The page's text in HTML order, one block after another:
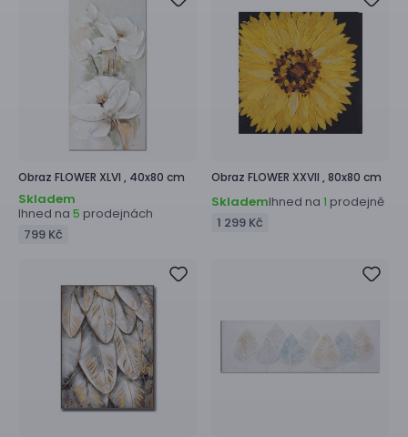
Obraz FLOWER XLVI , 40x80 cm
Skladem
Ihned na 5 prodejnách
799 Kč
Obraz FLOWER XXVII , 80x80 cm
SklademIhned na 1 prodejně
1 299 Kč